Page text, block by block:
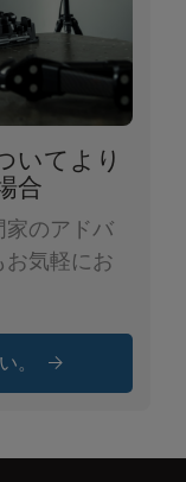
いてより
合
家のアドバ
お気軽にお
。